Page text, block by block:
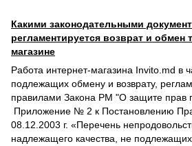
Какими законодательными
регламентируется возврат и обмен
магазине
Работа интернет-магазина Invito.md в
подлежащих обмену и возврату,
правилами Закона РМ "О защите прав
Приложение № 2 к Постановлению
08.12.2003 г. «Перечень
надлежащего качества, не